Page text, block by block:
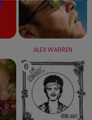
ALEX WARREN
6